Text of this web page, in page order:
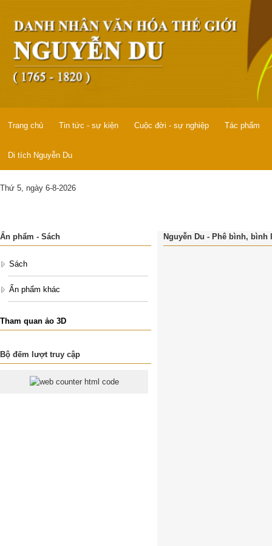
Trang chủ Tin tức - sự kiện Cuộc đời - sự nghiệp Tác phẩm
Di tích Nguyễn Du
Thứ 5, ngày 6-8-2026
Ấn phẩm - Sách
Sách
Ấn phẩm khác
Tham quan ảo 3D
Bộ đếm lượt truy cập
Nguyễn Du - Phê bình, bình